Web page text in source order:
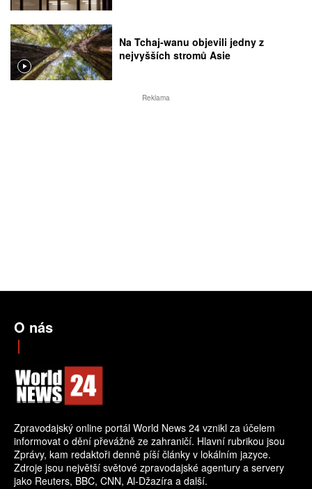
Na Tchaj-wanu objevili jedny z
nejvyšších stromů Asie
Reklama
O nás
Zpravodajský online portál World News 24 vznikl za účelem
informovat o dění převážně ze zahraničí. Hlavní rubrikou jsou
Zprávy, kam redaktoři denně píší články v lokálním jazyce.
Zdroje jsou největší světové zpravodajské agentury a servery
jako Reuters, BBC, CNN, Al-Džazíra a další.